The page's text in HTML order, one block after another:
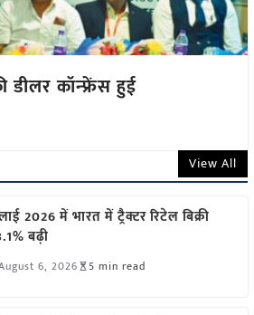
डीलर कॉन्फ्रेंस हुई
View All
2026 में भारत में ट्रैक्टर रिटेल बिक्री
बढ़ी
6, 2026 5 min read